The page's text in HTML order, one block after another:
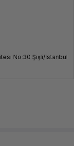
No:30 Şişli/İstanbul